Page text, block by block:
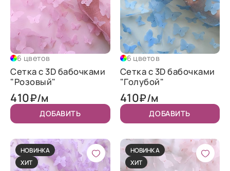
6 цветов
Сетка с 3D бабочками
"Розовый"
410₽/м
ДОБАВИТЬ
6 цветов
Сетка с 3D бабочками
"Голубой"
410₽/м
ДОБАВИТЬ
НОВИНКА
ХИТ
НОВИНКА
ХИТ